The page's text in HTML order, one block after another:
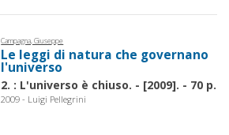
Campagna, Giuseppe
Le leggi di natura che governano
l'universo
2. : L'universo è chiuso. - [2009]. - 70 p.
2009 - Luigi Pellegrini